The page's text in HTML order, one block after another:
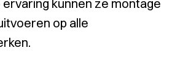
ervaring kunnen ze montage
op alle